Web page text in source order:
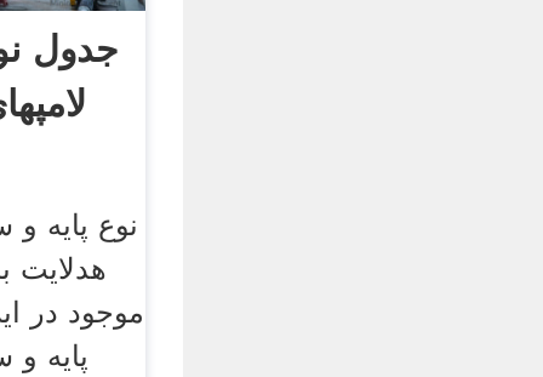
جدول
نوع پایه
هدلایت
موجود در
پایه